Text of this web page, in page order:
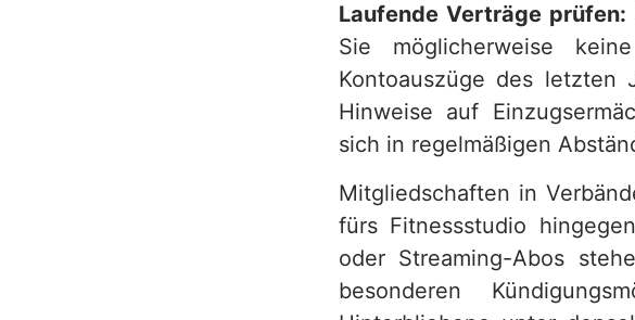
Laufende Verträge prüfen:
Sie möglicherweise
Kontoauszüge des letzten
Hinweise auf
sich in regelmäßigen
Mitgliedschaften in
fürs Fitnessstudio
oder Streaming-Abos
besonderen